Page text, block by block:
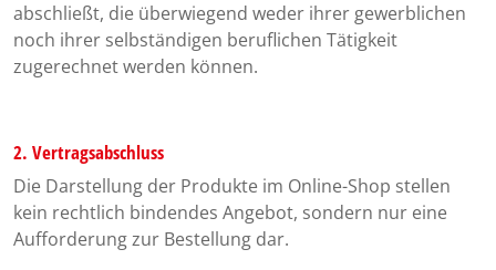
abschließt, die überwiegend weder ihrer gewerblichen
noch ihrer selbständigen beruflichen Tätigkeit
zugerechnet werden können.
2. Vertragsabschluss
Die Darstellung der Produkte im Online-Shop stellen
kein rechtlich bindendes Angebot, sondern nur eine
Aufforderung zur Bestellung dar.